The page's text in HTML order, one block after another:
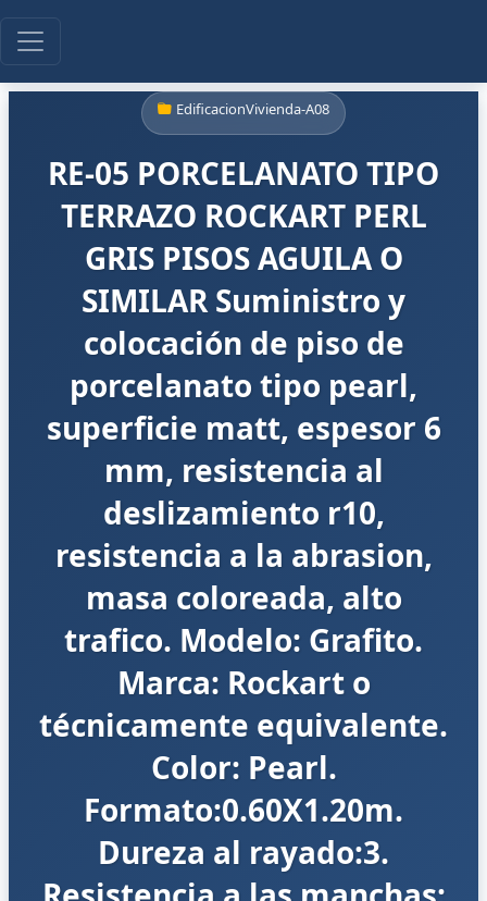
EdificacionVivienda-A08
RE-05 PORCELANATO TIPO
TERRAZO ROCKART PERL
GRIS PISOS AGUILA O
SIMILAR Suministro y
colocación de piso de
porcelanato tipo pearl,
superficie matt, espesor 6
mm, resistencia al
deslizamiento r10,
resistencia a la abrasion,
masa coloreada, alto
trafico. Modelo: Grafito.
Marca: Rockart o
técnicamente equivalente.
Color: Pearl.
Formato:0.60X1.20m.
Dureza al rayado:3.